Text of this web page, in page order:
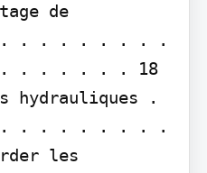
de
. . . . . . . . .
. . . . . . 18
hydrauliques .
. . . . . . . .
les